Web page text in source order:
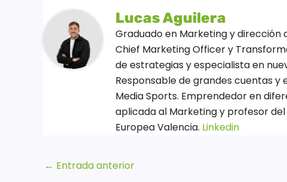
Lucas Aguilera
Graduado en Marketing y
Chief Marketing Officer y
de estrategias y especialista en
Responsable de grandes cuentas
Media Sports. Emprendedor en
aplicada al Marketing y profesor
Europea Valencia. Linkedin
← Entrada anterior